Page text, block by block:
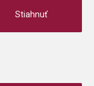
Stiahnuť